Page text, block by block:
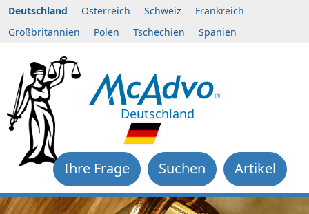
Deutschland Österreich Schweiz
Frankreich
Großbritannien
Polen Tschechien Spanien
Deutschland
Artikel
Suchen
Ihre Frage